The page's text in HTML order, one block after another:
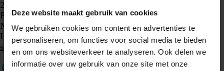
Deze website maakt gebruik van cookies
We gebruiken cookies om content en advertenties te
personaliseren, om functies voor social media te bieden
en om ons websiteverkeer te analyseren. Ook delen we
informatie over uw gebruik van onze site met onze
2661 CZ BERGSCHENHOEK
Paesi Bassi
Numero di registrazione alla Camera di Commercio: 62825518
Leggi qui le nostre Condizioni di consegna e di prestazione dei
servizi
Condizioni di garanzia e assistenza.